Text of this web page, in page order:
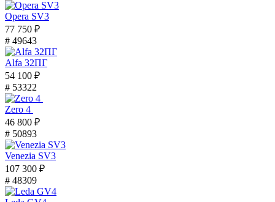
Opera SV3
77 750 ₽
# 49643
Alfa 32ПГ
54 100 ₽
# 53322
Zero 4
46 800 ₽
# 50893
Venezia SV3
107 300 ₽
# 48309